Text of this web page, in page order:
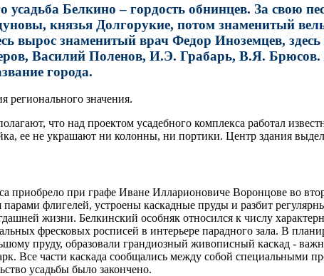
усадьба Белкино – гордость обнинцев. За свою
князья Долгорукие, потом знаменитый
вырос знаменитый врач Федор Иноземцев,
Василий Поленов, И.Э. Грабарь, В.Я.
города.
регионального значения.
что над проектом усадебного комплекса работал
ее не украшают ни колонны, ни портики. Центр здания
приобрело при графе Иване Илларионовиче Воронцове во
флигелей, устроены каскадные пруды и разбит
жизни. Белкинский особняк относился к числу
фресковых росписей в интерьере парадного зала. В
пруду, образовали грандиозный живописный каскад -
Все части каскада сообщались между собой специальными
усадьбы было закончено.